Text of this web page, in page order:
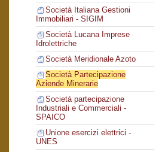
Società Italiana Gestioni
Immobiliari - SIGIM
Società Lucana Imprese
Idrolettriche
Società Meridionale Azoto
Società Partecipazione
Aziende Minerarie
Società partecipazione
Industriali e Commerciali -
SPAICO
Unione esercizi elettrici -
UNES